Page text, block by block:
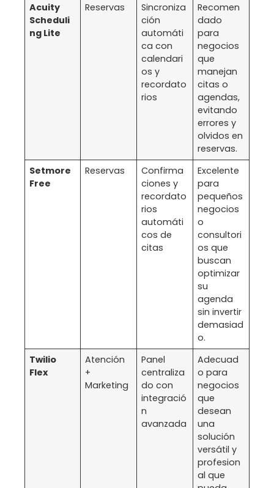
Acuity
Scheduli
ng Lite
Reservas
Sincroniza
ción
automáti
ca con
calendari
os y
recordato
rios
Recomen
dado
para
negocios
que
manejan
citas o
agendas,
evitando
errores y
olvidos en
reservas.
Setmore
Free
Reservas
Confirma
ciones y
recordato
rios
automáti
cos de
citas
Excelente
para
pequeños
negocios
o
consultori
os que
buscan
optimizar
su
agenda
sin invertir
demasiad
o.
Twilio
Flex
Atención
+
Marketing
Panel
centraliza
do con
integració
n
avanzada
Adecuad
o para
negocios
que
desean
una
solución
versátil y
profesion
al que